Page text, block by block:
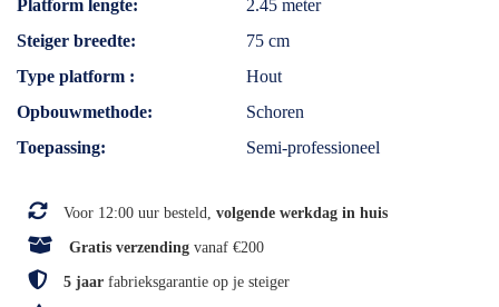
Platform lengte
2.45 meter
Steiger breedte
75 cm
Type platform
Hout
Opbouwmethode
Schoren
Toepassing
Semi-professioneel
Voor 12:00 uur besteld, volgende werkdag in huis
Gratis verzending vanaf €200
5 jaar fabrieksgarantie op je steiger